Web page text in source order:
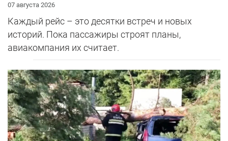
07 августа 2026
Каждый рейс – это десятки встреч и новых
историй. Пока пассажиры строят планы,
авиакомпания их считает.